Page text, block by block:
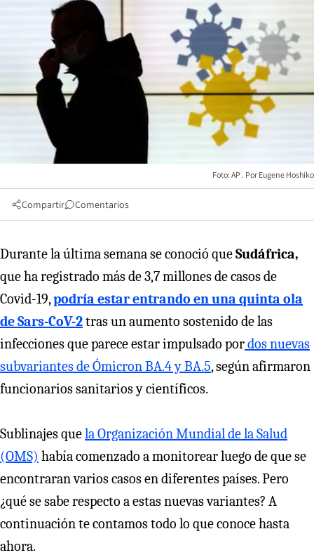
Foto: AP Eugene Hoshiko
Compartir Comentarios
Durante la última semana se conoció queSudáfrica,
queha registrado más de 3,7 millones de casos de
Covid-19,podría estar entrando en una quinta ola
de Sars-CoV-2tras un aumento sostenido de las
infecciones que parece estar impulsado pordos nuevas
subvariantes de Ómicron BA.4 y BA.5, según afirmaron
funcionarios sanitarios y científicos.
Sublinajes quela Organización Mundial de la Salud
(OMS) había comenzado a monitorear luego de que se
encontraran varios casos en diferentes países. Pero
¿qué se sabe respecto a estas nuevas variantes? A
continuación te contamos todo lo que conoce hasta
ahora.